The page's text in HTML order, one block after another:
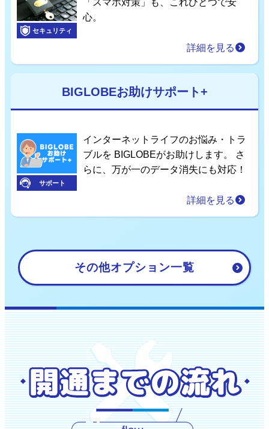
セキュリティ
「スマホ対策」も、これひとつで安
心。
詳細を見る
サポート
BIGLOBEお助けサポート+
インターネットライフのお悩み・トラ
ブルを BIGLOBEがお助けします。 さ
らに、万が一のデータ消失にも対応！
詳細を見る
その他オプション一覧